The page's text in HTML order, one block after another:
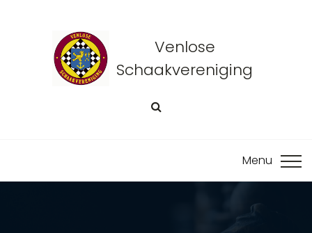
Venlose
Schaakvereniging